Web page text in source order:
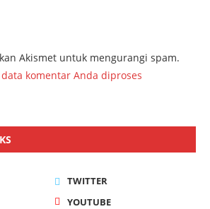
Akismet untuk mengurangi spam.
komentar Anda diproses
TWITTER
YOUTUBE